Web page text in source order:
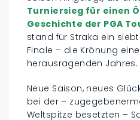
Turniersieg für einen
Geschichte der PGA
stand für Straka ein
Finale – die Krönung
herausragenden Jahres.
Neue Saison, neues
bei der –
Weltspitze besetzten –